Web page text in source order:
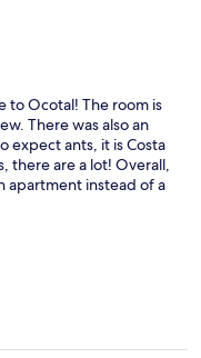
to Ocotal! The room is
There was also an
expect ants, it is Costa
there are a lot! Overall,
apartment instead of a